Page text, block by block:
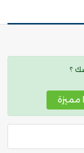
؟
مميزة